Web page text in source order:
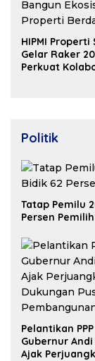
HIPMI Properti
Gelar Raker
Perkuat
Politik
Tatap Pemilu
Persen
Pelantikan
Gubernur
Ajak